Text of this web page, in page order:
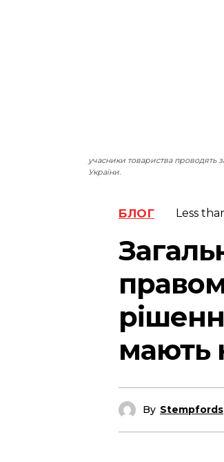
учасники товариства проводять
України.
БЛОГ Less
мають
By Stempfords